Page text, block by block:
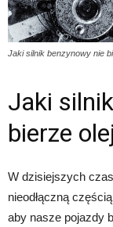
Jaki silnik benzynowy nie
Jaki
bierze
W dzisiejszych
nieodłączną
aby nasze pojazdy